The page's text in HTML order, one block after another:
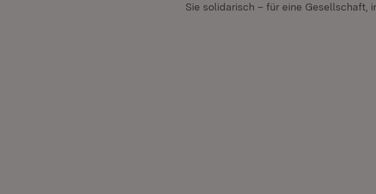
Sie solidarisch – für eine Gesellschaft,